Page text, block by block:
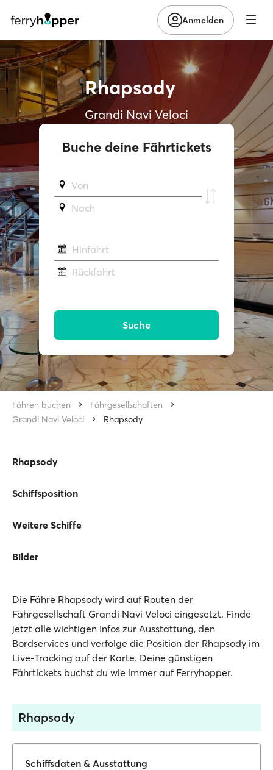
Anmelden
Rhapsody
Grandi Navi Veloci
Buche deine Fährtickets
Von
Νach
Hinfahrt
Rückfahrt
Suche
Fähren buchen
Fährgesellschaften
Grandi Navi Veloci
Rhapsody
Rhapsody
Schiffsposition
Weitere Schiffe
Bilder
Die Fähre Rhapsody wird auf Routen der
Fährgesellschaft Grandi Navi Veloci eingesetzt. Finde
jetzt alle wichtigen Infos zur Ausstattung, den
Bordservices und verfolge die Position der Rhapsody im
Live-Tracking auf der Karte. Deine günstigen
Fährtickets buchst du wie immer auf Ferryhopper.
Rhapsody
Schiffsdaten & Ausstattung